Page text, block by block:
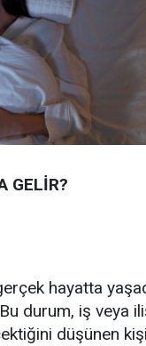
GELİR?
hayatta
durum, iş veya
düşünen